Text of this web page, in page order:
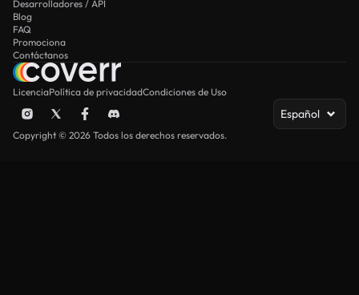
Desarrolladores / API
Blog
FAQ
Promociona
Contáctanos
LicenciaPolítica de privacidadCondiciones de Uso
Español
Copyright © 2026 Todos los derechos reservados.